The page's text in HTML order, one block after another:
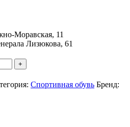
Моравская, 11
Лизюкова, 61
Спортивная обувь Бренд: